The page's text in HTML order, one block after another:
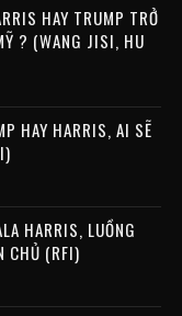
HAY TRUMP TRỞ
? (WANG JISI, HU
HAY HARRIS, AI SẼ
HARRIS, LUỒNG
CHỦ (RFI)